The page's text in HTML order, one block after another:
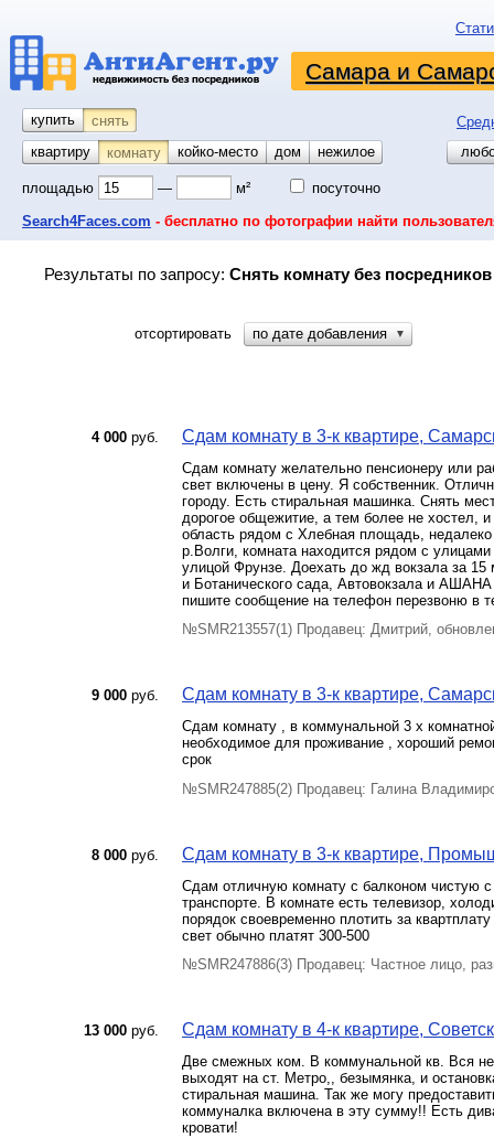
Самара и
купить снять
квартиру
комнату койко-место дом гараж
участок
нежилое
площадью — м² посуточно
Search4Faces.com - бесплатно по фотографии найти
Результаты по запросу: Снять комнату без
отсортировать по дате добавления ▼
4 000 руб. Сдам комнату в 3-к квартире,
Сдам комнату желательно пенсионеру или
свет включены в цену. Я собственник.
городу. Есть стиральная машинка. Снять
дорогое общежитие, а тем более не хостел,
область рядом с Хлебная площадь,
р.Волги, комната находится рядом с
улицой Фрунзе. Доехать до жд вокзала за
и Ботанического сада, Автовокзала и
пишите сообщение на телефон перезвоню в
№SMR213557(1) Продавец: Дмитрий,
9 000 руб. Сдам комнату в 3-к квартире,
Сдам комнату , в коммунальной 3 х
необходимое для проживание , хороший
срок
№SMR247885(2) Продавец: Галина
8 000 руб. Сдам комнату в 3-к квартире,
Сдам отличную комнату с балконом чистую
транспорте. В комнате есть телевизор,
порядок своевременно плотить за
свет обычно платят 300-500
№SMR247886(3) Продавец: Частное лицо,
13 000 руб. Сдам комнату в 4-к квартире,
Две смежных ком. В коммунальной кв. Вся
выходят на ст. Метро,, безымянка, и
стиральная машина. Так же могу
коммуналка включена в эту сумму!! Есть
кровати!